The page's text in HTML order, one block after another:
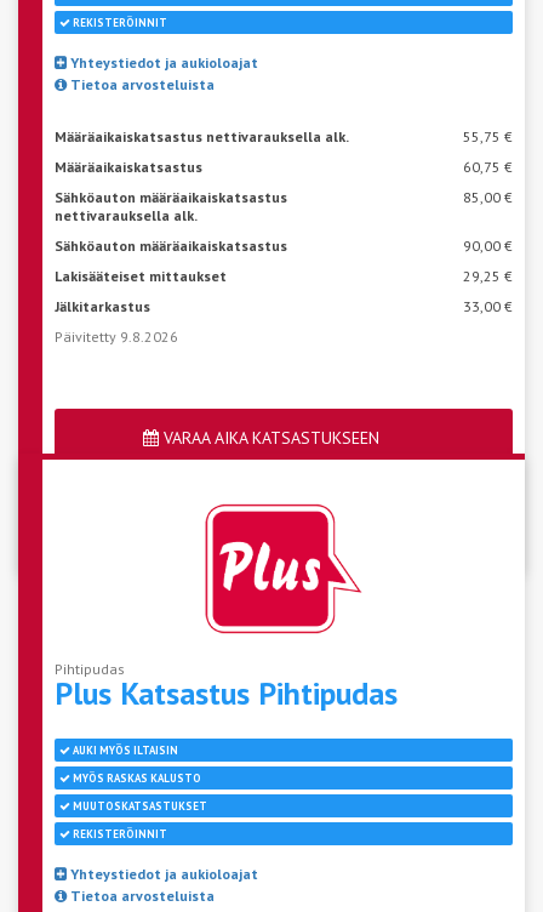
REKISTERÖINNIT
Yhteystiedot ja aukioloajat
Tietoa arvosteluista
Määräaikaiskatsastus nettivarauksella alk.
55,75 €
Määräaikaiskatsastus
60,75 €
Sähköauton määräaikaiskatsastus
nettivarauksella alk.
85,00 €
Sähköauton määräaikaiskatsastus
90,00 €
Lakisääteiset mittaukset
29,25 €
Jälkitarkastus
33,00 €
Päivitetty 9.8.2026
VARAA AIKA KATSASTUKSEEN
Pihtipudas
Plus Katsastus Pihtipudas
AUKI MYÖS ILTAISIN
MYÖS RASKAS KALUSTO
MUUTOSKATSASTUKSET
REKISTERÖINNIT
Yhteystiedot ja aukioloajat
Tietoa arvosteluista